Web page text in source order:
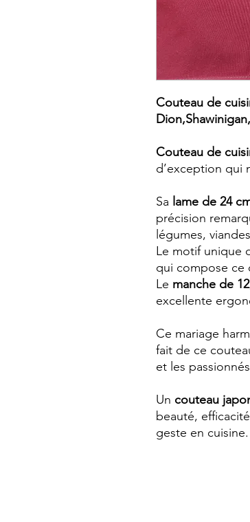
Couteau de
Couteau de
d’exception qui
Sa lame de 24
précision
légumes,
Le motif unique
qui compose ce
Le manche de
excellente
Ce mariage
fait de ce
et les
Un couteau
beauté,
geste en cuisine.